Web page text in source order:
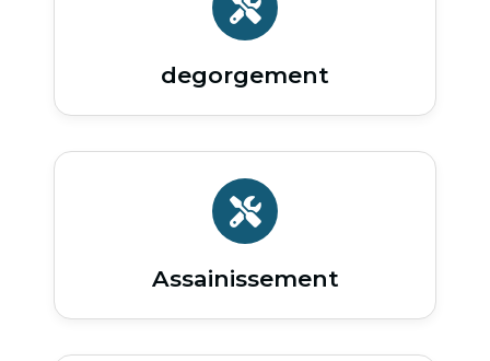
degorgement
Assainissement